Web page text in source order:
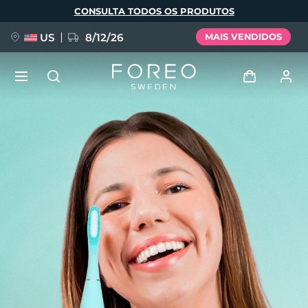
principal
CONSULTA TODOS OS PRODUTOS
US 8/12/26 MAIS VENDIDOS
Perfil de usuário
Meus aparelhos
Meus pedidos
Meus endereços
As minhas subscrições
NOVIDADE
FAQ™ Pure Beauty-Tech Elixir
BREAKING NEWS
issa™ Teeth Whitening Set
Deutsch
Español
Français
Italiano
Português
Svenska
Русский
简体中文 繁體中文